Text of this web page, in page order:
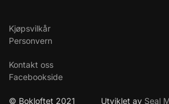
Kjøpsvilkår
Personvern
Kontakt oss
Facebookside
© Bokloftet 2021 Utviklet av Seal